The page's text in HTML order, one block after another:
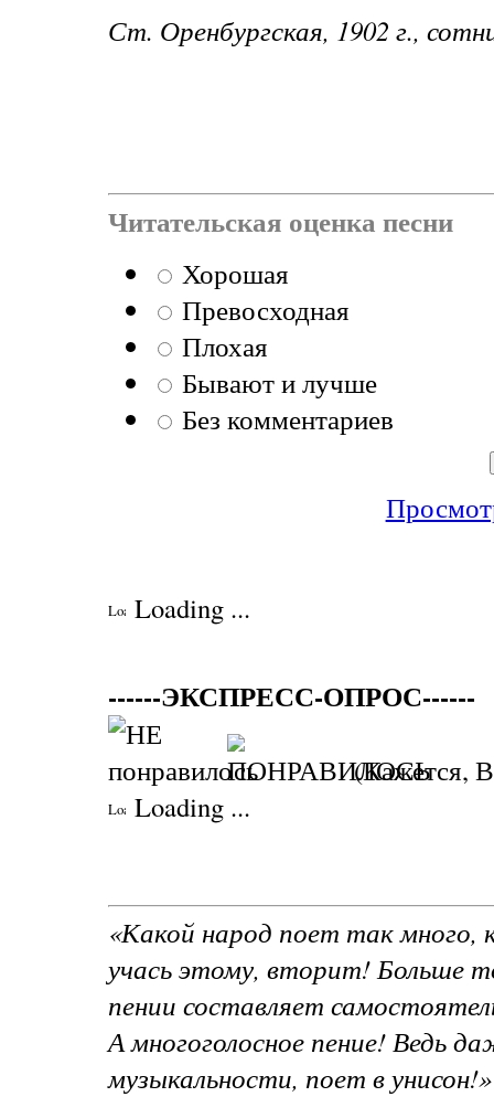
Ст. Оренбургская, 1902 г.,
Читательская оценка песни
Хорошая
Превосходная
Плохая
Бывают и лучше
Без комментариев
Loading ...
------ЭКСПРЕСС-ОПРОС------
(Кажется,
Loading ...
«Какой народ поет так много,
учась этому, вторит! Больше
пении составляет
А многоголосное пение! Ведь
музыкальности, поет в унисон!»